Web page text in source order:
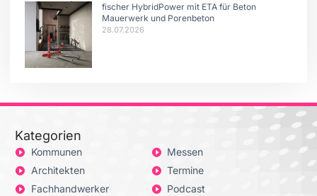
fischer HybridPower mit ETA für Beton
Mauerwerk und Porenbeton
28.07.2026
Kategorien
Kommunen
Architekten
Fachhandwerker
Messen
Termine
Podcast